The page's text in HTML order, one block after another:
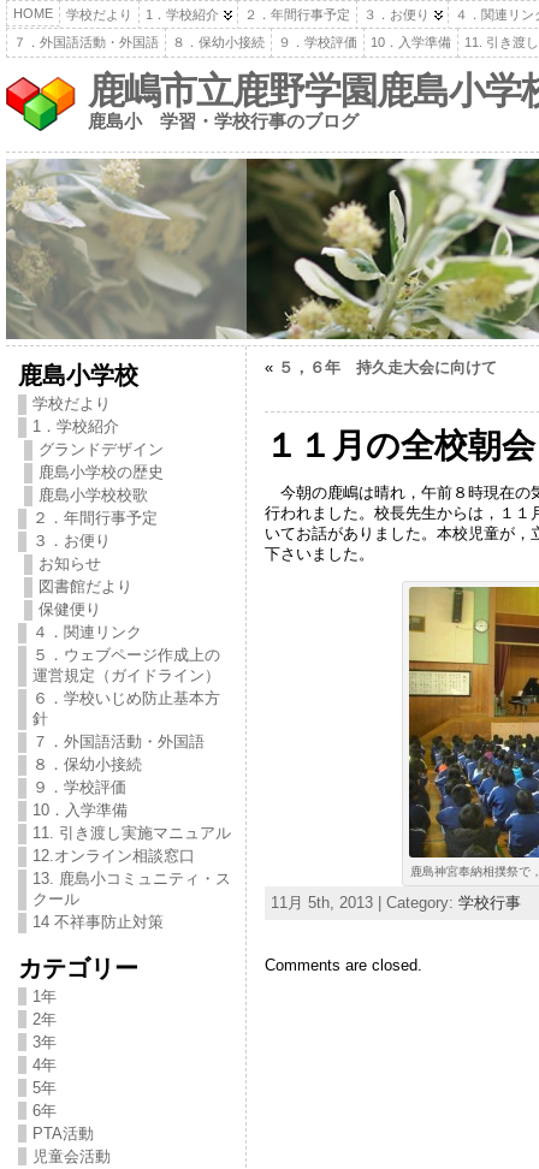
HOME 学校だより 1．学校紹介 ２．年間行事予定 ３．お便り
４．関連リン
７．外国語活動・外国語
８．保幼小接続 ９．学校評価 10．入学準備 11. 引き渡
鹿嶋市立鹿野学園鹿島小学
鹿島小 学習・学校行事のブログ
鹿島小学校
学校だより
1．学校紹介
グランドデザイン
鹿島小学校の歴史
鹿島小学校校歌
２．年間行事予定
３．お便り
お知らせ
図書館だより
保健便り
４．関連リンク
５．ウェブページ作成上の
運営規定（ガイドライン）
６．学校いじめ防止基本方
針
７．外国語活動・外国語
８．保幼小接続
９．学校評価
10．入学準備
11. 引き渡し実施マニュアル
12.オンライン相談窓口
13. 鹿島小コミュニティ・ス
クール
14 不祥事防止対策
カテゴリー
1年
2年
3年
4年
5年
6年
PTA活動
児童会活動
« ５，６年 持久走大会に向けて
１１月の全校朝会
今朝の鹿嶋は晴れ，午前８時現在の
行われました。校長先生からは，１
いてお話がありました。本校児童が
下さいました。
鹿島神宮奉納相撲祭で
11月 5th, 2013 | Category: 学校行事
Comments are closed.